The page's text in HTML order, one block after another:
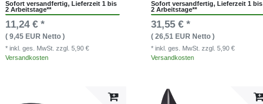
Sofort versandfertig, Lieferzeit 1 bis
2 Arbeitstage**
11,24 € *
( 9,45 EUR Netto )
* inkl. ges. MwSt. zzgl. 5,90 €
Versandkosten
Sofort versandfertig, Lieferzeit 1 bis
2 Arbeitstage**
31,55 € *
( 26,51 EUR Netto )
* inkl. ges. MwSt. zzgl. 5,90 €
Versandkosten